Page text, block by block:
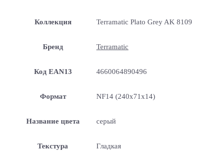
Коллекция Terramatic Plato Grey AK 8109
Бренд Terramatic
Код EAN13 4660064890496
Формат NF14 (240x71x14)
Название цвета серый
Текстура Гладкая